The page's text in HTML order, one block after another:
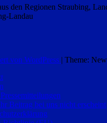
den Regionen Straubing,
Landau
von WordPress | Theme:
Beitrag bei uns nicht erscheint